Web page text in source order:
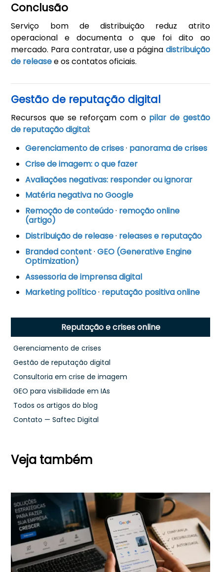
Conclusão
Serviço bom de distribuição reduz atrito
operacional e documenta o que foi dito ao
mercado. Para contratar, use a página distribuição
de releasee os contatos oficiais.
Gestão de reputação digital
Recursos que se reforçam com o pilar de gestão
de reputação digital:
Gerenciamento de crises· panorama de crises
Crise de imagem: o que fazer
Avaliações negativas: responder ou ignorar
Matéria negativa no Google
Remoção de conteúdo· remoção online
(artigo)
Distribuição de release· releases e reputação
Branded content·GEO (Generative Engine
Optimization)
Assessoria de imprensa digital
Marketing político· reputação positiva online
Reputação e crises online
Gerenciamento de crises
Gestão de reputação digital
Consultoria em crise de imagem
GEO para visibilidade em IAs
Todos os artigos do blog
Contato — Saftec Digital
Veja também